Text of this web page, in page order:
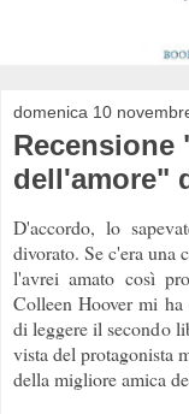
domenica 10
Recensione
dell'amore"
D'accordo, lo
divorato. Se c'era una
l'avrei amato così
Colleen Hoover mi ha
di leggere il secondo
vista del protagonista
della migliore amica